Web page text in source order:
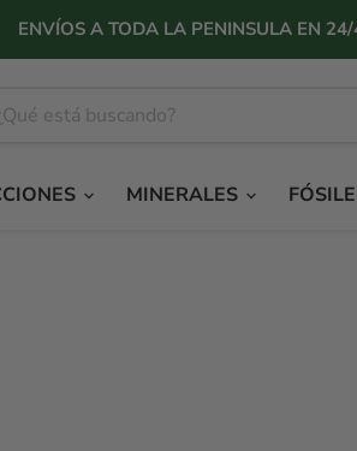
ENVÍOS A TODA LA PENINSULA EN
MINERALES